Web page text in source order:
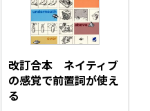
改訂合本 ネイティブ
の感覚で前置詞が使え
る